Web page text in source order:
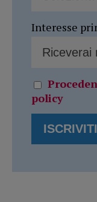
Interesse
policy